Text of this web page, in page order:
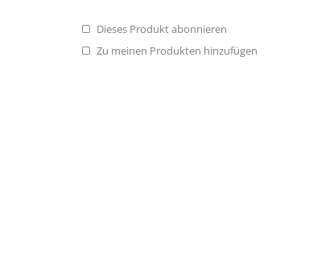
Dieses Produkt abonnieren
Zu meinen Produkten hinzufügen